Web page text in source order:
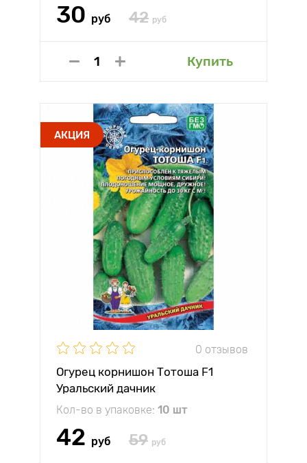
30 руб 42 руб
Купить
АКЦИЯ
0 отзывов
Огурец корнишон Тотоша F1
Уральский дачник
Кол-во в упаковке: 10 шт
42 руб 59 руб